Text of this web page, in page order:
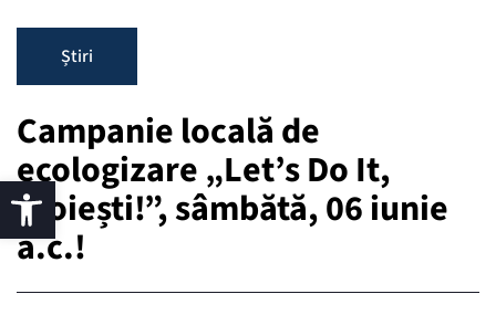
Știri
Campanie locală de
ecologizare „Let’s Do It,
Ploiești!”, sâmbătă, 06 iunie
a.c.!